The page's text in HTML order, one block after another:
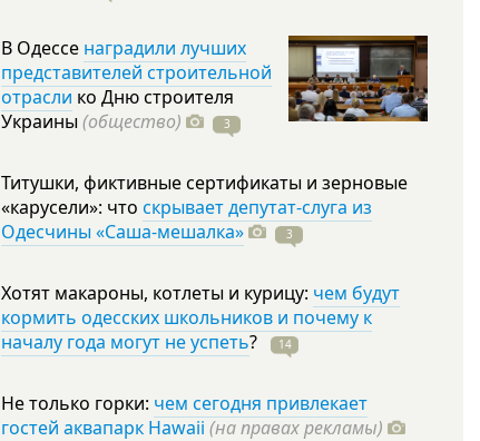
В Одессе наградили лучших
представителей строительной
отрасли ко Дню строителя
Украины (общество) 3
Титушки, фиктивные сертификаты и зерновые
«карусели»: что скрывает депутат-слуга из
Одесчины «Саша-мешалка»
3
Хотят макароны, котлеты и курицу: чем будут
кормить одесских школьников и почему к
началу года могут не успеть? 14
Не только горки: чем сегодня привлекает
гостей аквапарк Hawaii (на правах рекламы)